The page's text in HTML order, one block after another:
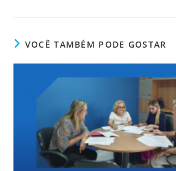
e
b
o
k
er e
dI
n
s
A
p
p
e
n
g
er
ri
e
n
dl
y
VOCÊ TAMBÉM PODE GOSTAR